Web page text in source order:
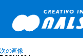
次の画像